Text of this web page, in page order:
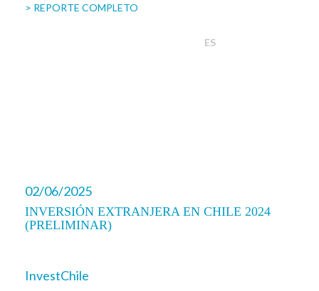
> REPORTE COMPLETO
ES
02/06/2025
INVERSIÓN EXTRANJERA EN CHILE 2024
(PRELIMINAR)
InvestChile